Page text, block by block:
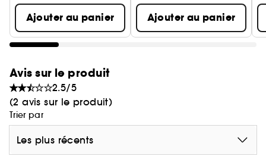
Ajouter au panier Ajouter au panier
Avis sur le produit
2.5/5
(2 avis sur le produit)
Trier par
Les plus récents